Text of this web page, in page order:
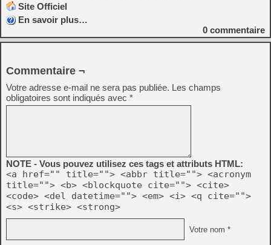
Site Officiel
En savoir plus…
0 commentaire
Commentaire ¬
Votre adresse e-mail ne sera pas publiée. Les champs
obligatoires sont indiqués avec *
NOTE - Vous pouvez utilisez ces tags et attributs HTML:
<a href="" title=""> <abbr title=""> <acronym
title=""> <b> <blockquote cite=""> <cite>
<code> <del datetime=""> <em> <i> <q cite="">
<s> <strike> <strong>
Votre nom *